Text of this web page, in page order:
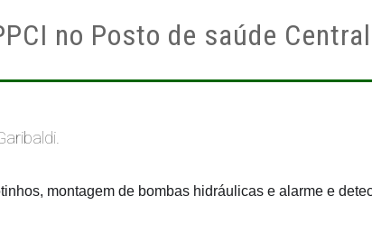
no Posto de saúde
montagem de bombas hidráulicas e alarme e